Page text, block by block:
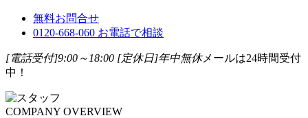
無料お問合せ
0120-668-060 お電話で相談
[電話受付]9:00～18:00 [定休日]年中無休メールは24時間受付
中！
COMPANY OVERVIEW